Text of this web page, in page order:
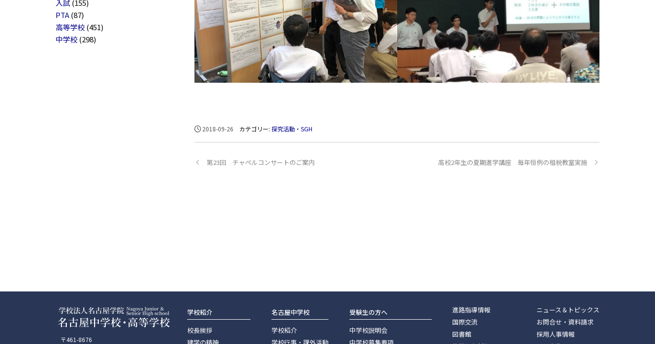
入試(155)
PTA(87)
高等学校(451)
中学校(298)
2018-09-26 カテゴリー: 探究活動・SGH
第23回 チャペルコンサートのご案内 高校2年生の夏期進学講座 毎年恒例の租税教室実施
〒461-8676
学校紹介
校長挨拶
建学の精神
名古屋中学校
学校紹介
学校行事・課外活動
受験生の方へ
中学校説明会
中学校募集要項
進路指導情報
国際交流
図書館
ニュース＆トピックス
お問合せ・資料請求
採用人事情報